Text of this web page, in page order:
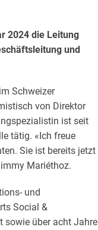
2024 die Leitung
und
Schweizer
von Direktor
ist seit
tätig. «Ich freue
Sie ist bereits jetzt
Mariéthoz.
und
Social &
sowie über acht Jahre